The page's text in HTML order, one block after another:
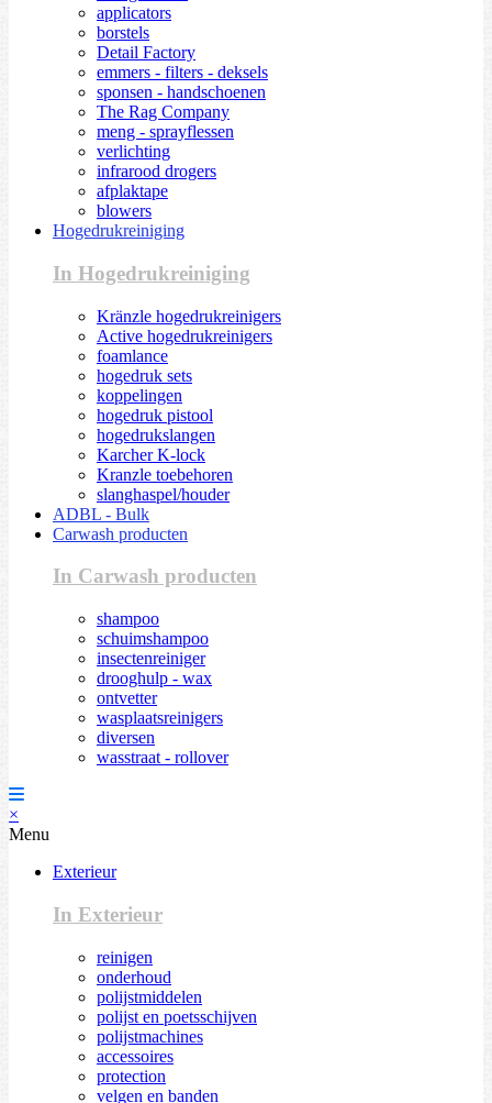
applicators
borstels
Detail Factory
emmers - filters - deksels
sponsen - handschoenen
The Rag Company
meng - sprayflessen
verlichting
infrarood drogers
afplaktape
blowers
Hogedrukreiniging
In Hogedrukreiniging
Kränzle hogedrukreinigers
Active hogedrukreinigers
foamlance
hogedruk sets
koppelingen
hogedruk pistool
hogedrukslangen
Karcher K-lock
Kranzle toebehoren
slanghaspel/houder
ADBL - Bulk
Carwash producten
In Carwash producten
shampoo
schuimshampoo
insectenreiniger
drooghulp - wax
ontvetter
wasplaatsreinigers
diversen
wasstraat - rollover
×
Menu
Exterieur
In Exterieur
reinigen
onderhoud
polijstmiddelen
polijst en poetsschijven
polijstmachines
accessoires
protection
velgen en banden